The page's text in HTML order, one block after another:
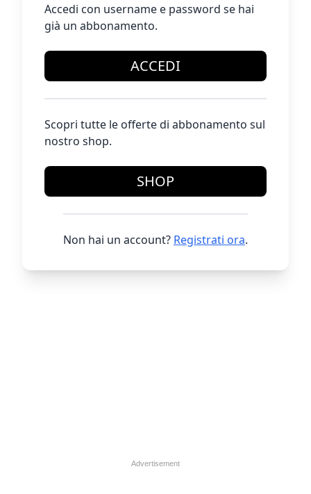
Accedi con username e password se hai
già un abbonamento.
ACCEDI
Scopri tutte le offerte di abbonamento sul
nostro shop.
SHOP
Non hai un account? Registrati ora.